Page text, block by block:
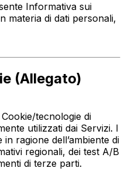
Informativa sui
materia di dati personali,
(Allegato)
tecnologie di
utilizzati dai Servizi. I
ragione dell’ambiente di
regionali, dei test A/B
di terze parti.